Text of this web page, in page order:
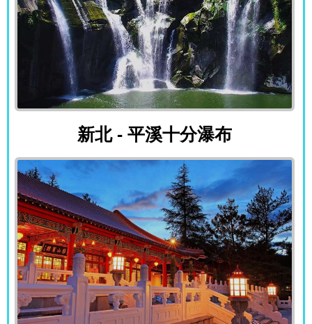
新北 - 平溪十分瀑布
新北 - 平溪十分瀑布